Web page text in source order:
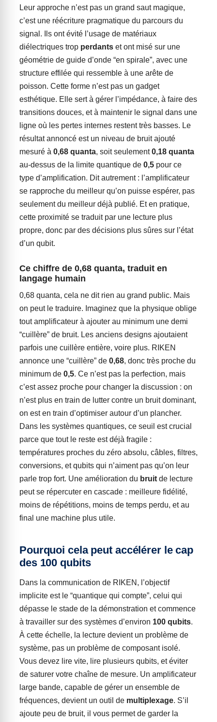
Leur approche n’est pas un grand saut magique,
c’est une réécriture pragmatique du parcours du
signal. Ils ont évité l’usage de matériaux
diélectriques trop perdants et ont misé sur une
géométrie de guide d’onde “en spirale”, avec une
structure effilée qui ressemble à une arête de
poisson. Cette forme n’est pas un gadget
esthétique. Elle sert à gérer l’impédance, à faire des
transitions douces, et à maintenir le signal dans une
ligne où les pertes internes restent très basses. Le
résultat annoncé est un niveau de bruit ajouté
mesuré à 0,68 quanta, soit seulement0,18 quanta
au-dessus de la limite quantique de 0,5 pour ce
type d’amplification. Dit autrement : l’amplificateur
se rapproche du meilleur qu’on puisse espérer, pas
seulement du meilleur déjà publié. Et en pratique,
cette proximité se traduit par une lecture plus
propre, donc par des décisions plus sûres sur l’état
d’un qubit.
Ce chiffre de 0,68 quanta, traduit en
langage humain
0,68 quanta, cela ne dit rien au grand public. Mais
on peut le traduire. Imaginez que la physique oblige
tout amplificateur à ajouter au minimum une demi
“cuillère” de bruit. Les anciens designs ajoutaient
parfois une cuillère entière, voire plus. RIKEN
annonce une “cuillère” de 0,68, donc très proche du
minimum de 0,5. Ce n’est pas la perfection, mais
c’est assez proche pour changer la discussion : on
n’est plus en train de lutter contre un bruit dominant,
on est en train d’optimiser autour d’un plancher.
Dans les systèmes quantiques, ce seuil est crucial
parce que tout le reste est déjà fragile :
températures proches du zéro absolu, câbles, filtres,
conversions, et qubits qui n’aiment pas qu’on leur
parle trop fort. Une amélioration du bruit de lecture
peut se répercuter en cascade : meilleure fidélité,
moins de répétitions, moins de temps perdu, et au
final une machine plus utile.
Pourquoi cela peut accélérer le cap
des 100 qubits
Dans la communication de RIKEN, l’objectif
implicite est le “quantique qui compte”, celui qui
dépasse le stade de la démonstration et commence
à travailler sur des systèmes d’environ 100 qubits.
À cette échelle, la lecture devient un problème de
système, pas un problème de composant isolé.
Vous devez lire vite, lire plusieurs qubits, et éviter
de saturer votre chaîne de mesure. Un amplificateur
large bande, capable de gérer un ensemble de
fréquences, devient un outil de multiplexage. S’il
ajoute peu de bruit, il vous permet de garder la